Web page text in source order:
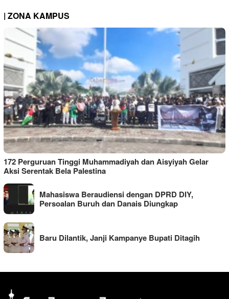
| ZONA KAMPUS
172 Perguruan Tinggi Muhammadiyah dan Aisyiyah Gelar
Aksi Serentak Bela Palestina
Mahasiswa Beraudiensi dengan DPRD DIY,
Persoalan Buruh dan Danais Diungkap
Baru Dilantik, Janji Kampanye Bupati Ditagih